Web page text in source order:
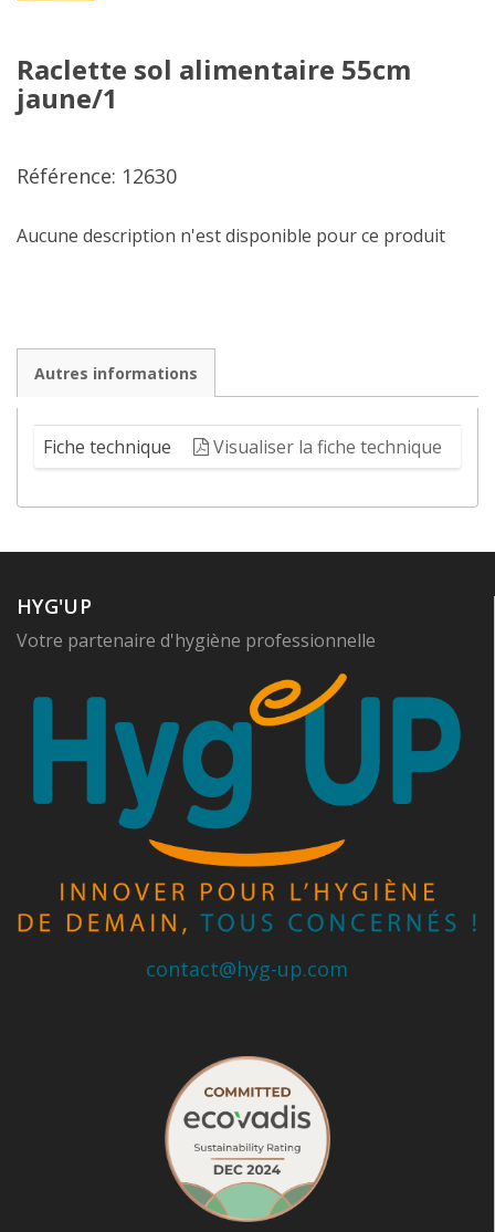
Raclette sol alimentaire 55cm
jaune/1
Référence: 12630
Aucune description n'est disponible pour ce produit
Autres informations
Fiche technique Visualiser la fiche technique
HYG'UP
Votre partenaire d'hygiène professionnelle
contact@hyg-up.com